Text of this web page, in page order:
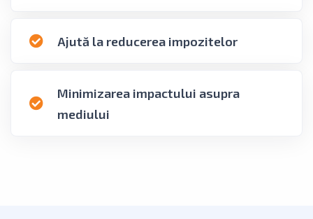
Ajută la reducerea impozitelor
Minimizarea impactului asupra
mediului